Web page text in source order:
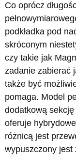
Co oprócz
podkładka pod
skróconym
czy takie jak
zadanie zabierać
także być
pomaga. Model
dodatkową
oferuje
różnicą jest
wypuszczony jest